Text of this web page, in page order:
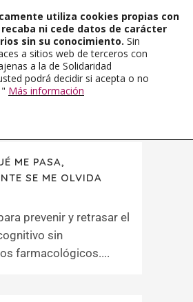
ME PASA,
SE ME OLVIDA
prevenir y retrasar el
sin
farmacológicos....
utiliza cookies propias con
ni cede datos de carácter
sin su conocimiento. Sin
a sitios web de terceros con
a la de Solidaridad
podrá decidir si acepta o no
Más información